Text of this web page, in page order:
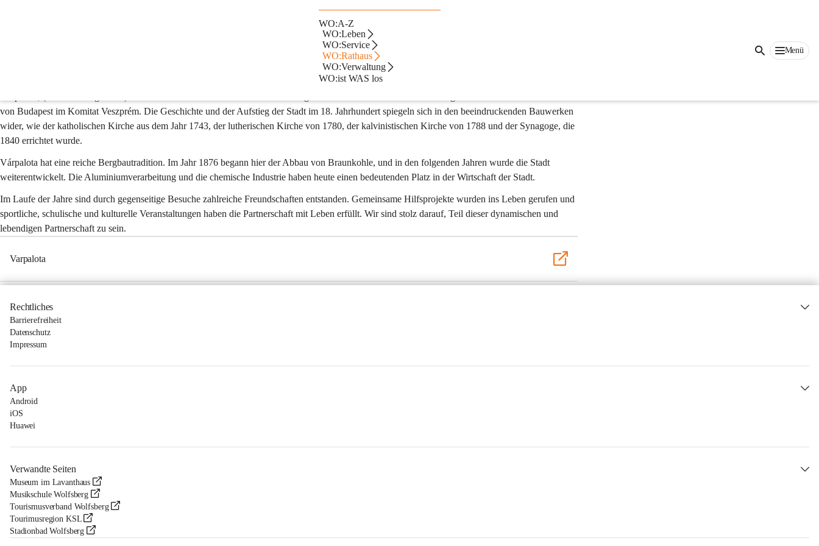
WO:A-Z
WO:Leben
WO:Service
WO:Rathaus
WO:Verwaltung
WO:ist WAS los
Menü
Die Städtepartnerschaft zwischen Várpalota und unserer Stadt hat im Jahr 1993 begonnen. Was als sportlicher Austausch begann, entwickelte sich
schnell zu einer Schulpartnerschaft, die das interkulturelle Lernen und den bilateralen Austausch zwischen unseren Städten förderte. Die positive
Zusammenarbeit eröffnete neue Möglichkeiten, und im Sommer 1999 wurde die Partnerschaft offiziell auf eine breitere Basis gestellt.
von Budapest im Komitat Veszprém. Die Geschichte und der Aufstieg der Stadt im 18. Jahrhundert spiegeln sich in den beeindruckenden Bauwerken
wider, wie der katholischen Kirche aus dem Jahr 1743, der lutherischen Kirche von 1780, der kalvinistischen Kirche von 1788 und der Synagoge, die
1840 errichtet wurde.
Várpalota hat eine reiche Bergbautradition. Im Jahr 1876 begann hier der Abbau von Braunkohle, und in den folgenden Jahren wurde die Stadt
weiterentwickelt. Die Aluminiumverarbeitung und die chemische Industrie haben heute einen bedeutenden Platz in der Wirtschaft der Stadt.
Im Laufe der Jahre sind durch gegenseitige Besuche zahlreiche Freundschaften entstanden. Gemeinsame Hilfsprojekte wurden ins Leben gerufen und
sportliche, schulische und kulturelle Veranstaltungen haben die Partnerschaft mit Leben erfüllt. Wir sind stolz darauf, Teil dieser dynamischen und
lebendigen Partnerschaft zu sein.
Varpalota
Rechtliches
Barrierefreiheit
Datenschutz
Impressum
App
Android
iOS
Huawei
Verwandte Seiten
Museum im Lavanthaus
Musikschule Wolfsberg
Tourismusverband Wolfsberg
Tourimusregion KSL
Stadionbad Wolfsberg